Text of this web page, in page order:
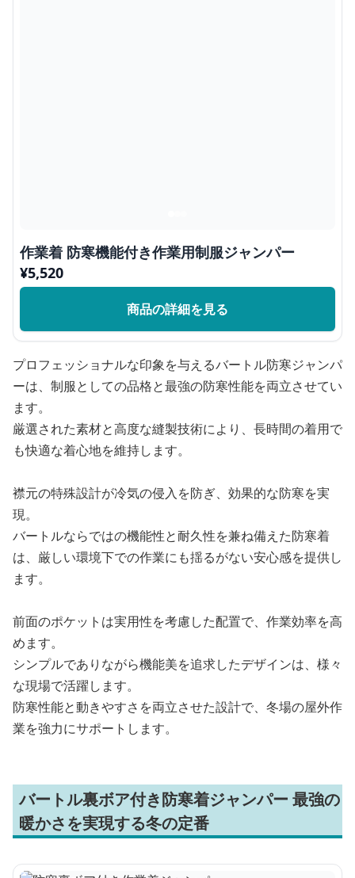
作業着 防寒機能付き作業用制服ジャンパー
¥5,520
商品の詳細を見る
プロフェッショナルな印象を与えるバートル防寒ジャンパ
ーは、制服としての品格と最強の防寒性能を両立させてい
ます。
厳選された素材と高度な縫製技術により、長時間の着用で
も快適な着心地を維持します。
襟元の特殊設計が冷気の侵入を防ぎ、効果的な防寒を実
現。
バートルならではの機能性と耐久性を兼ね備えた防寒着
は、厳しい環境下での作業にも揺るがない安心感を提供し
ます。
前面のポケットは実用性を考慮した配置で、作業効率を高
めます。
シンプルでありながら機能美を追求したデザインは、様々
な現場で活躍します。
防寒性能と動きやすさを両立させた設計で、冬場の屋外作
業を強力にサポートします。
バートル裏ボア付き防寒着ジャンパー 最強の
暖かさを実現する冬の定番